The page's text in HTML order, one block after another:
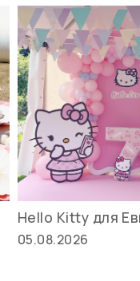
Hello Kitty для
05.08.2026